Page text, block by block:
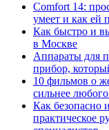
Comfort 14:
умеет и как ей
Как быстро и
в Москве
Аппараты для
прибор,
10 фильмов о
сильнее любого
Как безопасно
практическое